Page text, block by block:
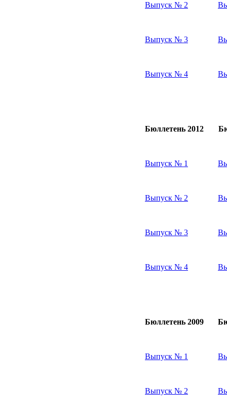
Выпуск № 2
Выпуск № 3
Выпуск № 4
Бюллетень 2012
Выпуск № 1
Выпуск № 2
Выпуск № 3
Выпуск № 4
Бюллетень 2009
Выпуск № 1
Выпуск № 2